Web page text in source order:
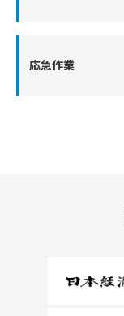
応急作業